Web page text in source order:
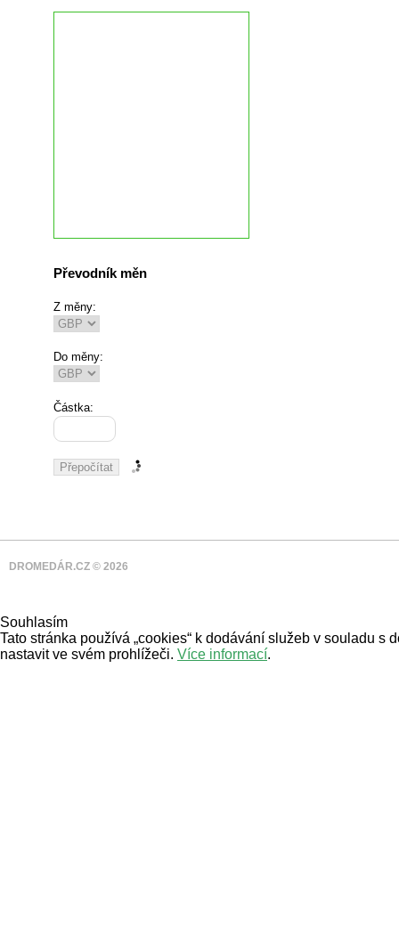
Převodník měn
Z měny:
Do měny:
Částka:
DROMEDÁR.CZ © 2026
Souhlasím
Tato stránka používá „cookies“ k dodávání služeb v souladu s
nastavit ve svém prohlížeči. Více informací.